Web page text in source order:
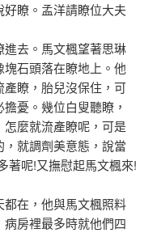
瞭。孟洋請瞭位大夫
去。馬文楓望著思琳
石頭落在瞭地上。他
瞭，胎兒沒保住，可
憂。幾位白叟聽瞭，
麼就流產瞭呢，可是
就調劑美意態，說當
著呢!又撫慰起馬文楓來!
在，他與馬文楓照料
房裡最多時就他們四